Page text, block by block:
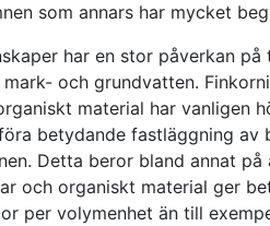
som annars har mycket
har en stor påverkan
och grundvatten.
material har vanligen
betydande fastläggning av
Detta beror bland annat
och organiskt material ger
per volymenhet än till